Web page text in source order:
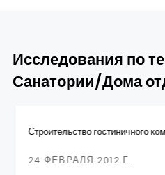
Исследования по
Санатории/Дома
Строительство гостиничного
24 ФЕВРАЛЯ 2012 Г.